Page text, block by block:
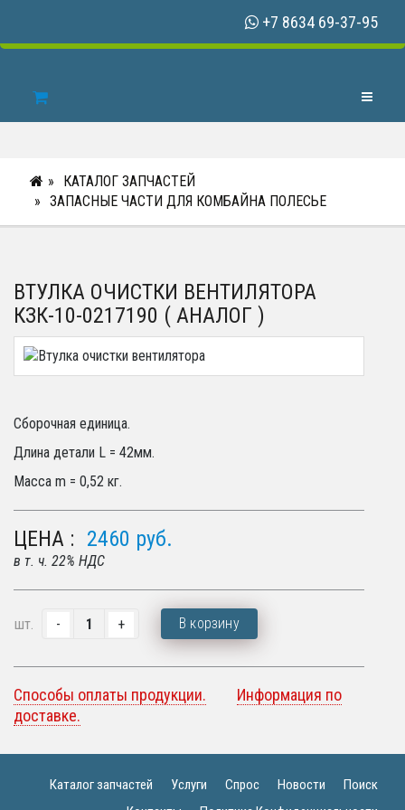
+7 8634 69-37-95
Toggle
КАТАЛОГ ЗАПЧАСТЕЙ
ЗАПАСНЫЕ ЧАСТИ ДЛЯ КОМБАЙНА ПОЛЕСЬЕ
ВТУЛКА ОЧИСТКИ ВЕНТИЛЯТОРА
КЗК-10-0217190 ( АНАЛОГ )
Сборочная единица.
Длина детали L = 42мм.
Масса m = 0,52 кг.
ЦЕНА : 2460 руб.
в т. ч. 22% НДС
шт. В корзину
Способы оплаты продукции.
Информация по
доставке.
Каталог запчастей Услуги Спрос Новости
Поиск